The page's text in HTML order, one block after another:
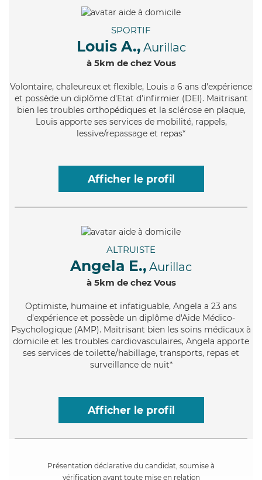
SPORTIF
Louis A., Aurillac
à 5km de chez Vous
Volontaire, chaleureux et flexible, Louis a 6 ans d'expérience
et possède un diplôme d'Etat d'infirmier (DEI). Maitrisant
bien les troubles orthopédiques et la sclérose en plaque,
Louis apporte ses services de mobilité, rappels,
lessive/repassage et repas*
Afficher le profil
ALTRUISTE
Angela E., Aurillac
à 5km de chez Vous
Optimiste, humaine et infatiguable, Angela a 23 ans
d'expérience et possède un diplôme d'Aide Médico-
Psychologique (AMP). Maitrisant bien les soins médicaux à
domicile et les troubles cardiovasculaires, Angela apporte
ses services de toilette/habillage, transports, repas et
surveillance de nuit*
Afficher le profil
Présentation déclarative du candidat, soumise à
vérification avant toute mise en relation